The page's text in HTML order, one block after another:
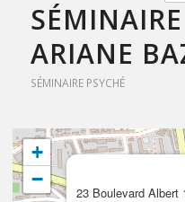
ARIANE
SÉMINAIRE PSYCHÉ
23 Boulevard Albert
+
−